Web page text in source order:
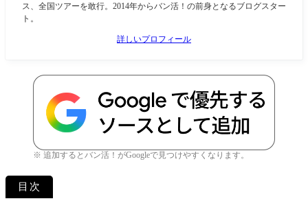
ス、全国ツアーを敢行。2014年からバン活！の前身となるブログスター
ト。
詳しいプロフィール
※ 追加するとバン活！がGoogleで見つけやすくなります。
目次